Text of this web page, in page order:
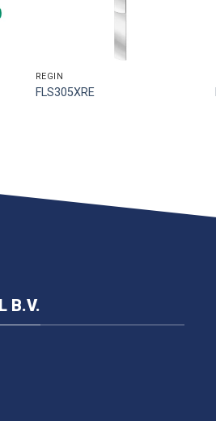
REGIN
FLS305XRE
B.V.